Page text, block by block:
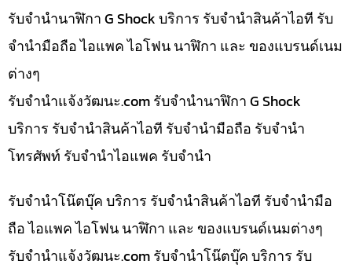
รับจำนำนาฬิกา G Shock บริการ รับจำนำสินค้าไอที รับ
จำนำมือถือ ไอแพค ไอโฟน นาฬิกา และ ของแบรนด์เนม
ต่างๆ
รับจํานําแจ้งวัฒนะ.com รับจำนำนาฬิกา G Shock
บริการ รับจำนำสินค้าไอที รับจำนำมือถือ รับจำนำ
โทรศัพท์ รับจำนำไอแพค รับจำนำ
รับจำนำโน๊ตบุ๊ค บริการ รับจำนำสินค้าไอที รับจำนำมือ
ถือ ไอแพค ไอโฟน นาฬิกา และ ของแบรนด์เนมต่างๆ
รับจํานําแจ้งวัฒนะ.com รับจำนำโน๊ตบุ๊ค บริการ รับ